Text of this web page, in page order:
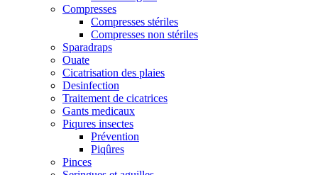
Compresses
Compresses stériles
Compresses non stériles
Sparadraps
Ouate
Cicatrisation des plaies
Desinfection
Traitement de cicatrices
Gants medicaux
Piqures insectes
Prévention
Piqûres
Pinces